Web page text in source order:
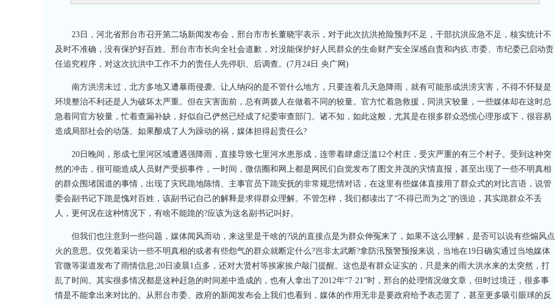
23日，河北省邢台市召开第二场新闻发布会，邢台市市长董晓宇表示，对于此次抗洪抢险预判不足，干部抗洪应急不足，核实统计不
及时不准确，没有保护好百姓。邢台市市长向全社会道歉，对没能保护好人民群众的生命财产安全深感自责和内疚.市委、市纪委已启动责
任追究程序，对这次抗洪中工作不力的责任人先停职、后调查。(7月24日 央广网)
南方洪涝未过，北方多地又遭暴雨侵袭。让人纳闷的是不管什么地方，只要连着几天急降雨，就有可能形成洪涝灾害，不得不怀疑是
环境整治不利还是人为破坏太严重。但在灾害面前，总有两拨人在做着不同的较量。官方忙着急救援，同洪灾较量，一些媒体却在这时总
急着同官方较量，忙着查漏补缺，好似自己俨然已经成了纪委审查部门。诸不知，如此这般，尤其是在很多群众恐慌心理形成下，很容易
造成局部社会的动荡。如果酿成了人为躁动的祸，媒体担得起责任么?
20日晚间，形成七里河区域遭遇强降雨，直接导致七里河水患形成，连带着肆虐泛滥12个村庄，受灾严重的有三个村子。受到这种突
然的冲击，很可能造成人员财产受损事件，一时间，微信圈和网上都是网民们自觉发布了图文并茂的灾情直报，甚至出现了一些不明真相
的群众围堵国道的事情，出现了灾民跪地陈情、主事官员下跪安抚的非常规悲情对话，在这里有些媒体直接用了群众式的对比言语，说管
委会副书记下跪是愧对百姓，该副书记自己的解释是求得群众理解。不管怎样，我们都读出了“不得已而为之”的强迫，其实跪群众不丢
人，更何况在这种情况下，有啥不能跪的?应该为这名副书记叫好。
但我们也注意到一些问题，媒体闻风而动，来这里是干啥的?说的直接点是为群众伸冤来了，如果不这么理解，是否可以说有些煽风点
火的意思。仅凭着采访一些不明真相的或者有些怨气的群众就断定什么?岂非太武断?拿防汛预警预报来说，当地在19日确实通过当地媒体
官微等渠道发布了雨情信息;20日凌晨1点多，还对大贤村等挨家挨户敲门提醒。这也是有群众证实的，只是来的雨大洪水来的太突然，打
乱了时间。其实很多情况都是这种赶急的时间差中造成的，也有人拿出了2012年“7·21”时，邢台的处理情况做文章，但时过境迁，很多事
情是不能拿出来对比的。从邢台市委、政府的新闻发布会上我们也看到，媒体的作用无非是要政府给予表态罢了，甚至更多吸引眼球的反